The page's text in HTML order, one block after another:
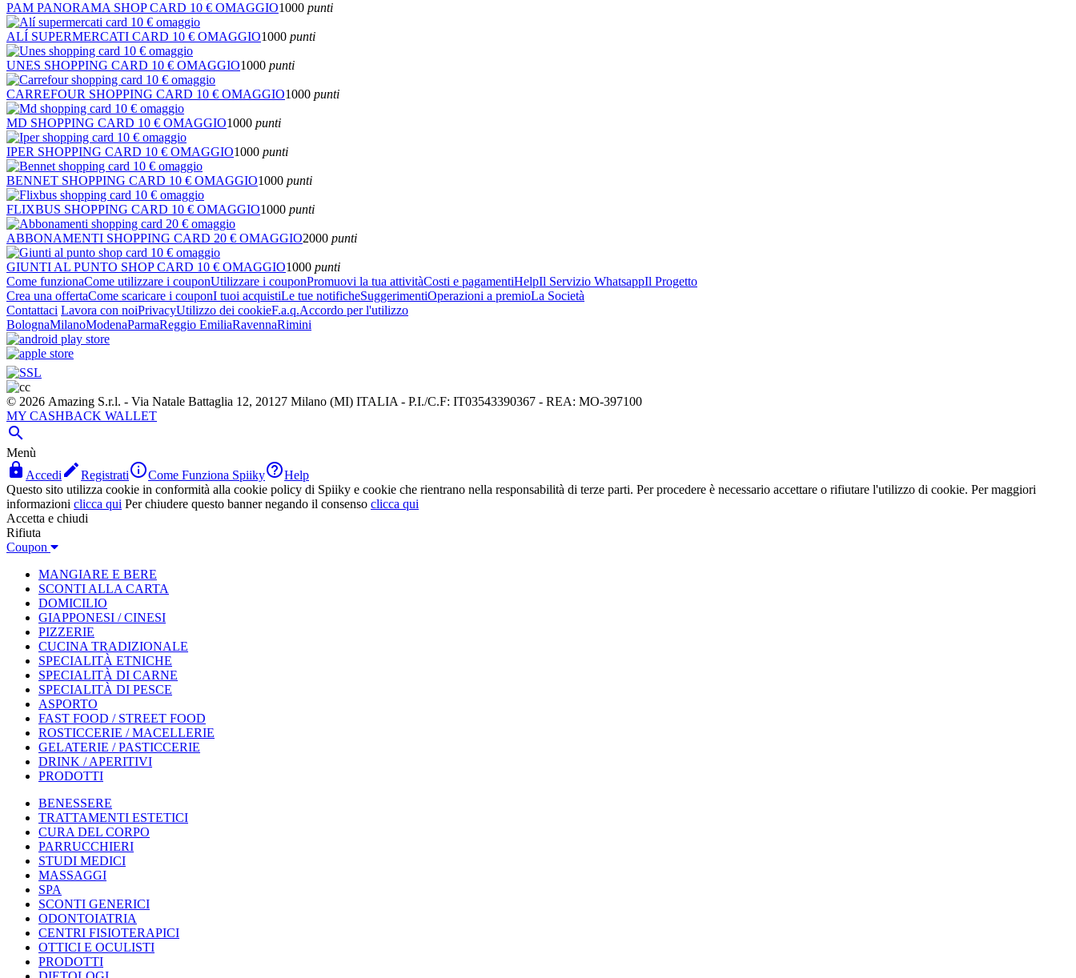
PAM PANORAMA SHOP CARD 10 € OMAGGIO1000 punti
ALÍ SUPERMERCATI CARD 10 € OMAGGIO1000 punti
UNES SHOPPING CARD 10 € OMAGGIO1000 punti
CARREFOUR SHOPPING CARD 10 € OMAGGIO1000 punti
MD SHOPPING CARD 10 € OMAGGIO1000 punti
IPER SHOPPING CARD 10 € OMAGGIO1000 punti
BENNET SHOPPING CARD 10 € OMAGGIO1000 punti
FLIXBUS SHOPPING CARD 10 € OMAGGIO1000 punti
ABBONAMENTI SHOPPING CARD 20 € OMAGGIO2000 punti
GIUNTI AL PUNTO SHOP CARD 10 € OMAGGIO1000 punti
Come funzionaCome utilizzare i couponUtilizzare i couponPromuovi la tua attivitàCosti e pagamentiHelpIl Servizio WhatsappIl Progetto
Crea una offertaCome scaricare i couponI tuoi acquistiLe tue notificheSuggerimentiOperazioni a premioLa Società
Contattaci Lavora con noiPrivacyUtilizzo dei cookieF.a.q.Accordo per l'utilizzo
BolognaMilanoModenaParmaReggio EmiliaRavennaRimini
© 2026 Amazing S.r.l. - Via Natale Battaglia 12, 20127 Milano (MI) ITALIA - P.I./C.F: IT03543390367 - REA: MO-397100
MY CASHBACK WALLET

Menù
 Accedi RegistratiCome Funziona SpiikyHelp
Questo sito utilizza cookie in conformità alla cookie policy di Spiiky e cookie che rientrano nella responsabilità di terze parti. Per procedere è necessario accettare o rifiutare l'utilizzo di cookie. Per maggiori
informazioni clicca qui Per chiudere questo banner negando il consenso clicca qui
Accetta e chiudi
Rifiuta
Coupon
MANGIARE E BERE
SCONTI ALLA CARTA
DOMICILIO
GIAPPONESI / CINESI
PIZZERIE
CUCINA TRADIZIONALE
SPECIALITÀ ETNICHE
SPECIALITÀ DI CARNE
SPECIALITÀ DI PESCE
ASPORTO
FAST FOOD / STREET FOOD
ROSTICCERIE / MACELLERIE
GELATERIE / PASTICCERIE
DRINK / APERITIVI
PRODOTTI
BENESSERE
TRATTAMENTI ESTETICI
CURA DEL CORPO
PARRUCCHIERI
STUDI MEDICI
MASSAGGI
SPA
SCONTI GENERICI
ODONTOIATRIA
CENTRI FISIOTERAPICI
OTTICI E OCULISTI
PRODOTTI